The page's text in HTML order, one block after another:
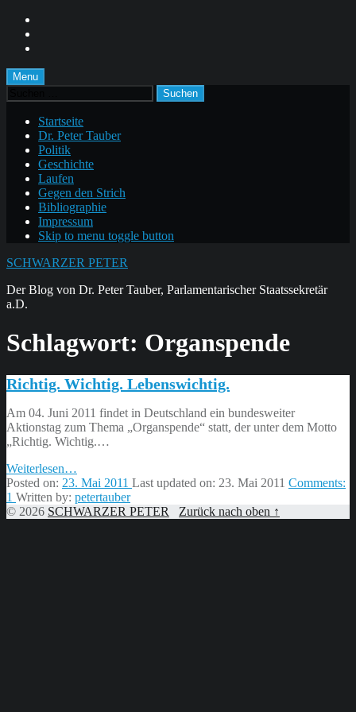
content
footer
Menu
Suchen
nach:
Startseite
Dr. Peter Tauber
Politik
Geschichte
Laufen
Gegen den Strich
Bibliographie
Impressum
Skip to menu toggle button
SCHWARZER PETER
Der Blog von Dr. Peter Tauber, Parlamentarischer Staatssekretär
a.D.
Schlagwort: Organspende
Richtig. Wichtig. Lebenswichtig.
Am 04. Juni 2011 findet in Deutschland ein bundesweiter
Aktionstag zum Thema „Organspende“ statt, der unter dem Motto
„Richtig. Wichtig.…
Weiterlesen“Richtig.
Wichtig.
Lebenswichtig.”
…
Posted on: 23. Mai 2011 Last updated on: 23. Mai 2011 Comments:
1 Written by: petertauber
© 2026 SCHWARZER PETER Zurück nach oben ↑